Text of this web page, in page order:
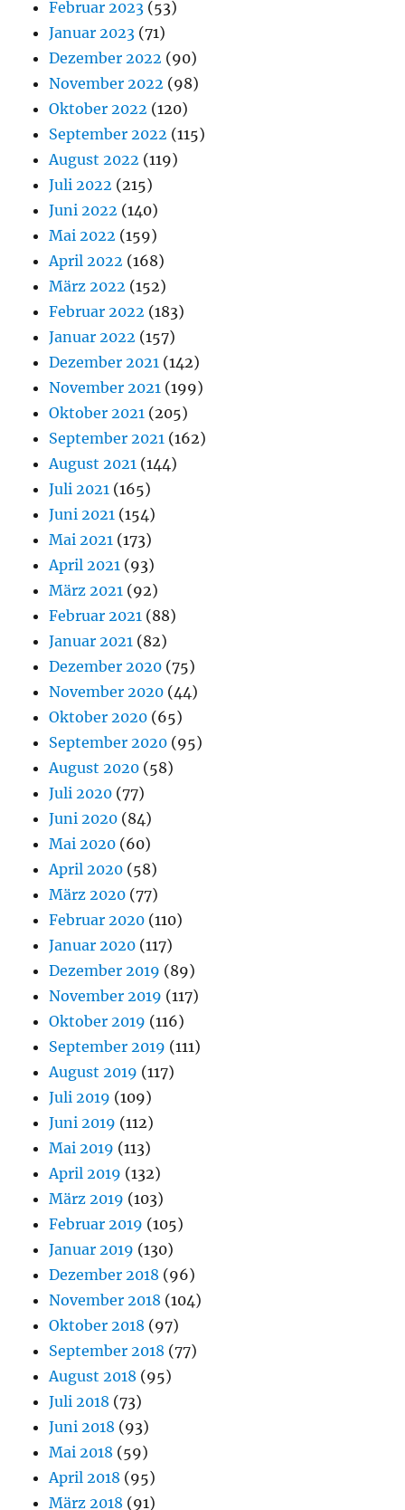
Februar 2023 (53)
Januar 2023 (71)
Dezember 2022 (90)
November 2022 (98)
Oktober 2022 (120)
September 2022 (115)
August 2022 (119)
Juli 2022 (215)
Juni 2022 (140)
Mai 2022 (159)
April 2022 (168)
März 2022 (152)
Februar 2022 (183)
Januar 2022 (157)
Dezember 2021 (142)
November 2021 (199)
Oktober 2021 (205)
September 2021 (162)
August 2021 (144)
Juli 2021 (165)
Juni 2021 (154)
Mai 2021 (173)
April 2021 (93)
März 2021 (92)
Februar 2021 (88)
Januar 2021 (82)
Dezember 2020 (75)
November 2020 (44)
Oktober 2020 (65)
September 2020 (95)
August 2020 (58)
Juli 2020 (77)
Juni 2020 (84)
Mai 2020 (60)
April 2020 (58)
März 2020 (77)
Februar 2020 (110)
Januar 2020 (117)
Dezember 2019 (89)
November 2019 (117)
Oktober 2019 (116)
September 2019 (111)
August 2019 (117)
Juli 2019 (109)
Juni 2019 (112)
Mai 2019 (113)
April 2019 (132)
März 2019 (103)
Februar 2019 (105)
Januar 2019 (130)
Dezember 2018 (96)
November 2018 (104)
Oktober 2018 (97)
September 2018 (77)
August 2018 (95)
Juli 2018 (73)
Juni 2018 (93)
Mai 2018 (59)
April 2018 (95)
März 2018 (91)